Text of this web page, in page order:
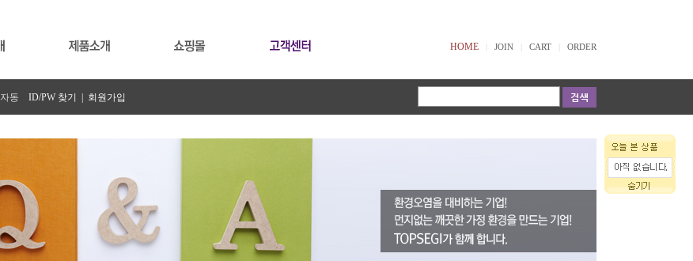
HOME JOIN CART ORDER
자동 ID/PW 찾기 | 회원가입